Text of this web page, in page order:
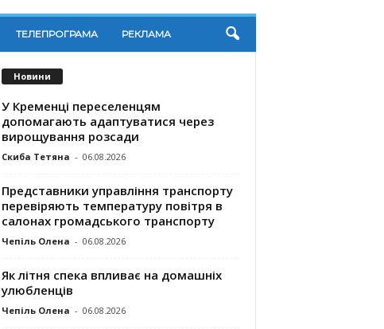
ТЕЛЕПРОГРАМА РЕКЛАМА
Новини
У Кременці переселенцям
допомагають адаптуватися через
вирощування розсади
Скиба Тетяна - 06.08.2026
Представники управління транспорту
перевіряють температуру повітря в
салонах громадського транспорту
Чепіль Олена - 06.08.2026
Як літня спека впливає на домашніх
улюбленців
Чепіль Олена - 06.08.2026